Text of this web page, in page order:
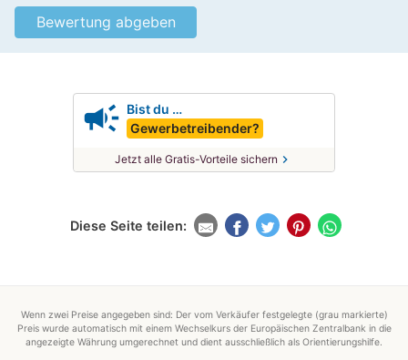
campaign Bist du …
Gewerbetreibender?
Jetzt alle Gratis-Vorteile sichern chevron_right
Diese Seite teilen:
Wenn zwei Preise angegeben sind: Der vom Verkäufer festgelegte (grau markierte)
Preis wurde automatisch mit einem Wechselkurs der Europäischen Zentralbank in die
angezeigte Währung umgerechnet und dient ausschließlich als Orientierungshilfe.